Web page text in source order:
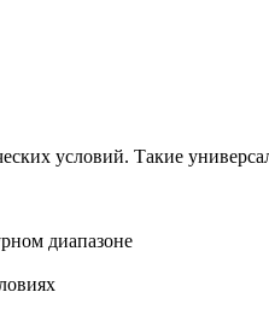
условий. Такие
диапазоне